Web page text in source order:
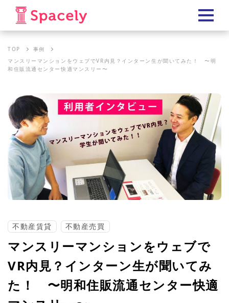
TOP
事例
マンスリーマンションをウェブでVR内見？インターン生が聞いてみた！ 〜明
和住販流通センター快適マンスリー〜
不動産賃貸 不動産売買
マンスリーマンションをウェブで
VR内見？インターン生が聞いてみ
た！ 〜明和住販流通センター快適